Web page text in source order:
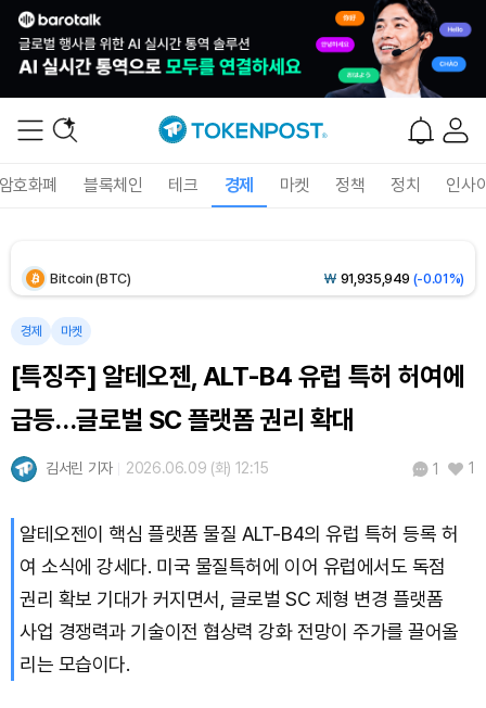
호화폐 블록체인 테크 경제 마켓 정책 정치 인사
Solana (SOL) ₩ 104,163(-1.38%)
경제 마켓
[특징주] 알테오젠, ALT-B4 유럽 특허 허여에
급등…글로벌 SC 플랫폼 권리 확대
김서린 기자 2026.06.09 (화) 12:15 1 1
알테오젠이 핵심 플랫폼 물질 ALT-B4의 유럽 특허 등록 허
여 소식에 강세다. 미국 물질특허에 이어 유럽에서도 독점
권리 확보 기대가 커지면서, 글로벌 SC 제형 변경 플랫폼
사업 경쟁력과 기술이전 협상력 강화 전망이 주가를 끌어올
리는 모습이다.